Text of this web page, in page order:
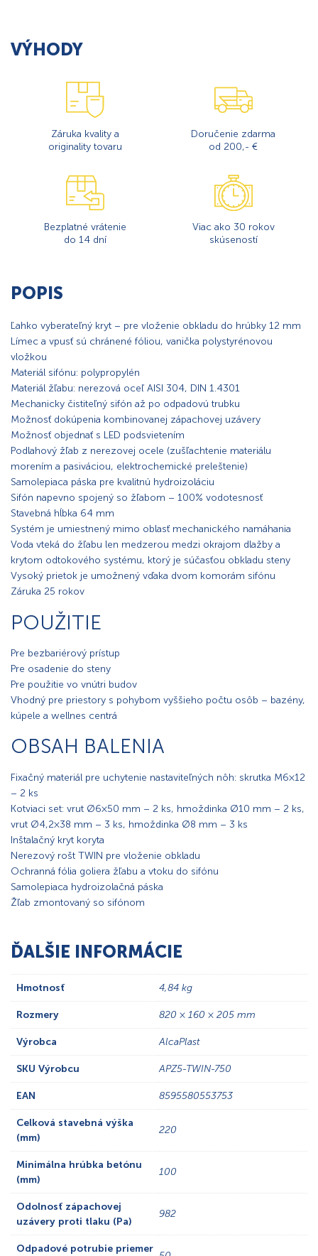
VÝHODY
Záruka kvality a
originality tovaru
Doručenie zdarma
od 200,- €
Bezplatné vrátenie
do 14 dní
Viac ako 30 rokov
skúseností
POPIS
Ľahko vyberateľný kryt – pre vloženie obkladu do hrúbky 12 mm
Límec a vpusť sú chránené fóliou, vanička polystyrénovou
vložkou
Materiál sifónu: polypropylén
Materiál žľabu: nerezová oceľ AISI 304, DIN 1.4301
Mechanicky čistiteľný sifón až po odpadovú trubku
Možnosť dokúpenia kombinovanej zápachovej uzávery
Možnosť objednať s LED podsvietením
Podlahový žľab z nerezovej ocele (zušľachtenie materiálu
morením a pasiváciou, elektrochemické preleštenie)
Samolepiaca páska pre kvalitnú hydroizoláciu
Sifón napevno spojený so žľabom – 100% vodotesnosť
Stavebná hĺbka 64 mm
Systém je umiestnený mimo oblasť mechanického namáhania
Voda vteká do žľabu len medzerou medzi okrajom dlažby a
krytom odtokového systému, ktorý je súčasťou obkladu steny
Vysoký prietok je umožnený vďaka dvom komorám sifónu
Záruka 25 rokov
POUŽITIE
Pre bezbariérový prístup
Pre osadenie do steny
Pre použitie vo vnútri budov
Vhodný pre priestory s pohybom vyššieho počtu osôb – bazény,
kúpele a wellnes centrá
OBSAH BALENIA
Fixačný materiál pre uchytenie nastaviteľných nôh: skrutka M6×12
– 2 ks
Kotviaci set: vrut Ø6×50 mm – 2 ks, hmoždinka Ø10 mm – 2 ks,
vrut Ø4,2×38 mm – 3 ks, hmoždinka Ø8 mm – 3 ks
Inštalačný kryt koryta
Nerezový rošt TWIN pre vloženie obkladu
Ochranná fólia goliera žľabu a vtoku do sifónu
Samolepiaca hydroizolačná páska
Žľab zmontovaný so sifónom
ĎALŠIE INFORMÁCIE
Hmotnosť 4,84 kg
Rozmery 820 × 160 × 205 mm
Výrobca AlcaPlast
SKU Výrobcu APZ5-TWIN-750
EAN 8595580553753
Celková stavebná výška
(mm)
220
Minimálna hrúbka betónu
(mm)
100
Odolnosť zápachovej
uzávery proti tlaku (Pa)
982
Odpadové potrubie priemer